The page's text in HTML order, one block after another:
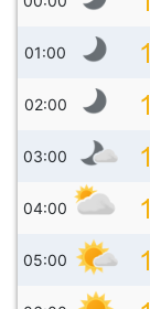
01:00
02:00
03:00
04:00
05:00